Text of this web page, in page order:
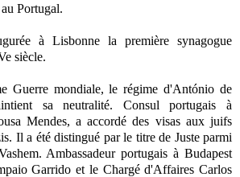
Portugal.
à Lisbonne la première synagogue
siècle.
Guerre mondiale, le régime d'António de
sa neutralité. Consul portugais à
Mendes, a accordé des visas aux juifs
Il a été distingué par le titre de Juste parmi
. Ambassadeur portugais à Budapest
Garrido et le Chargé d'Affaires Carlos